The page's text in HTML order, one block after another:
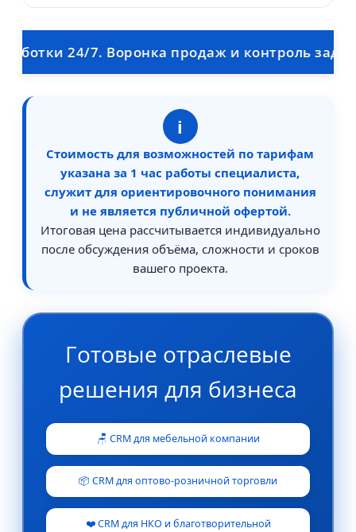
24/7. Воронка продаж и контроль задач
i
Стоимость для возможностей по тарифам
указана за 1 час работы специалиста,
служит для ориентировочного понимания
и не является публичной офертой.
Итоговая цена рассчитывается индивидуально
после обсуждения объёма, сложности и сроков
вашего проекта.
Готовые отраслевые
решения для бизнеса
🪑 CRM для мебельной компании
📦 CRM для оптово-розничной торговли
❤️ CRM для НКО и благотворительной